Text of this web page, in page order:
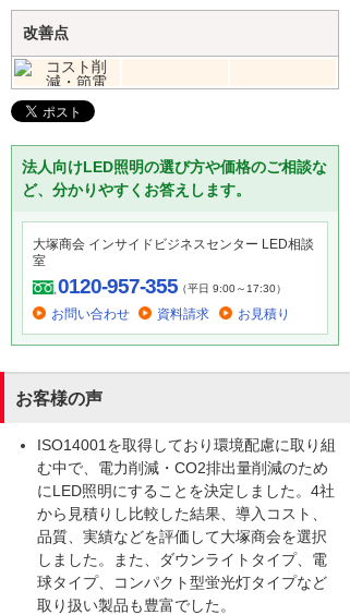
改善点
法人向けLED照明の選び方や価格のご相談な
ど、分かりやすくお答えします。
大塚商会 インサイドビジネスセンター LED相談
室
0120-957-355（平日 9:00～17:30）
お問い合わせ 資料請求 お見積り
お客様の声
ISO14001を取得しており環境配慮に取り組
む中で、電力削減・CO2排出量削減のため
にLED照明にすることを決定しました。4社
から見積りし比較した結果、導入コスト、
品質、実績などを評価して大塚商会を選択
しました。また、ダウンライトタイプ、電
球タイプ、コンパクト型蛍光灯タイプなど
取り扱い製品も豊富でした。